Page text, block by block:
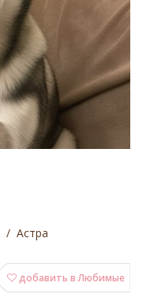
Астра
добавить в Любимые